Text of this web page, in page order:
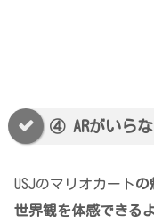
④ ARがいら
USJのマリオカートの
世界観を体感できる